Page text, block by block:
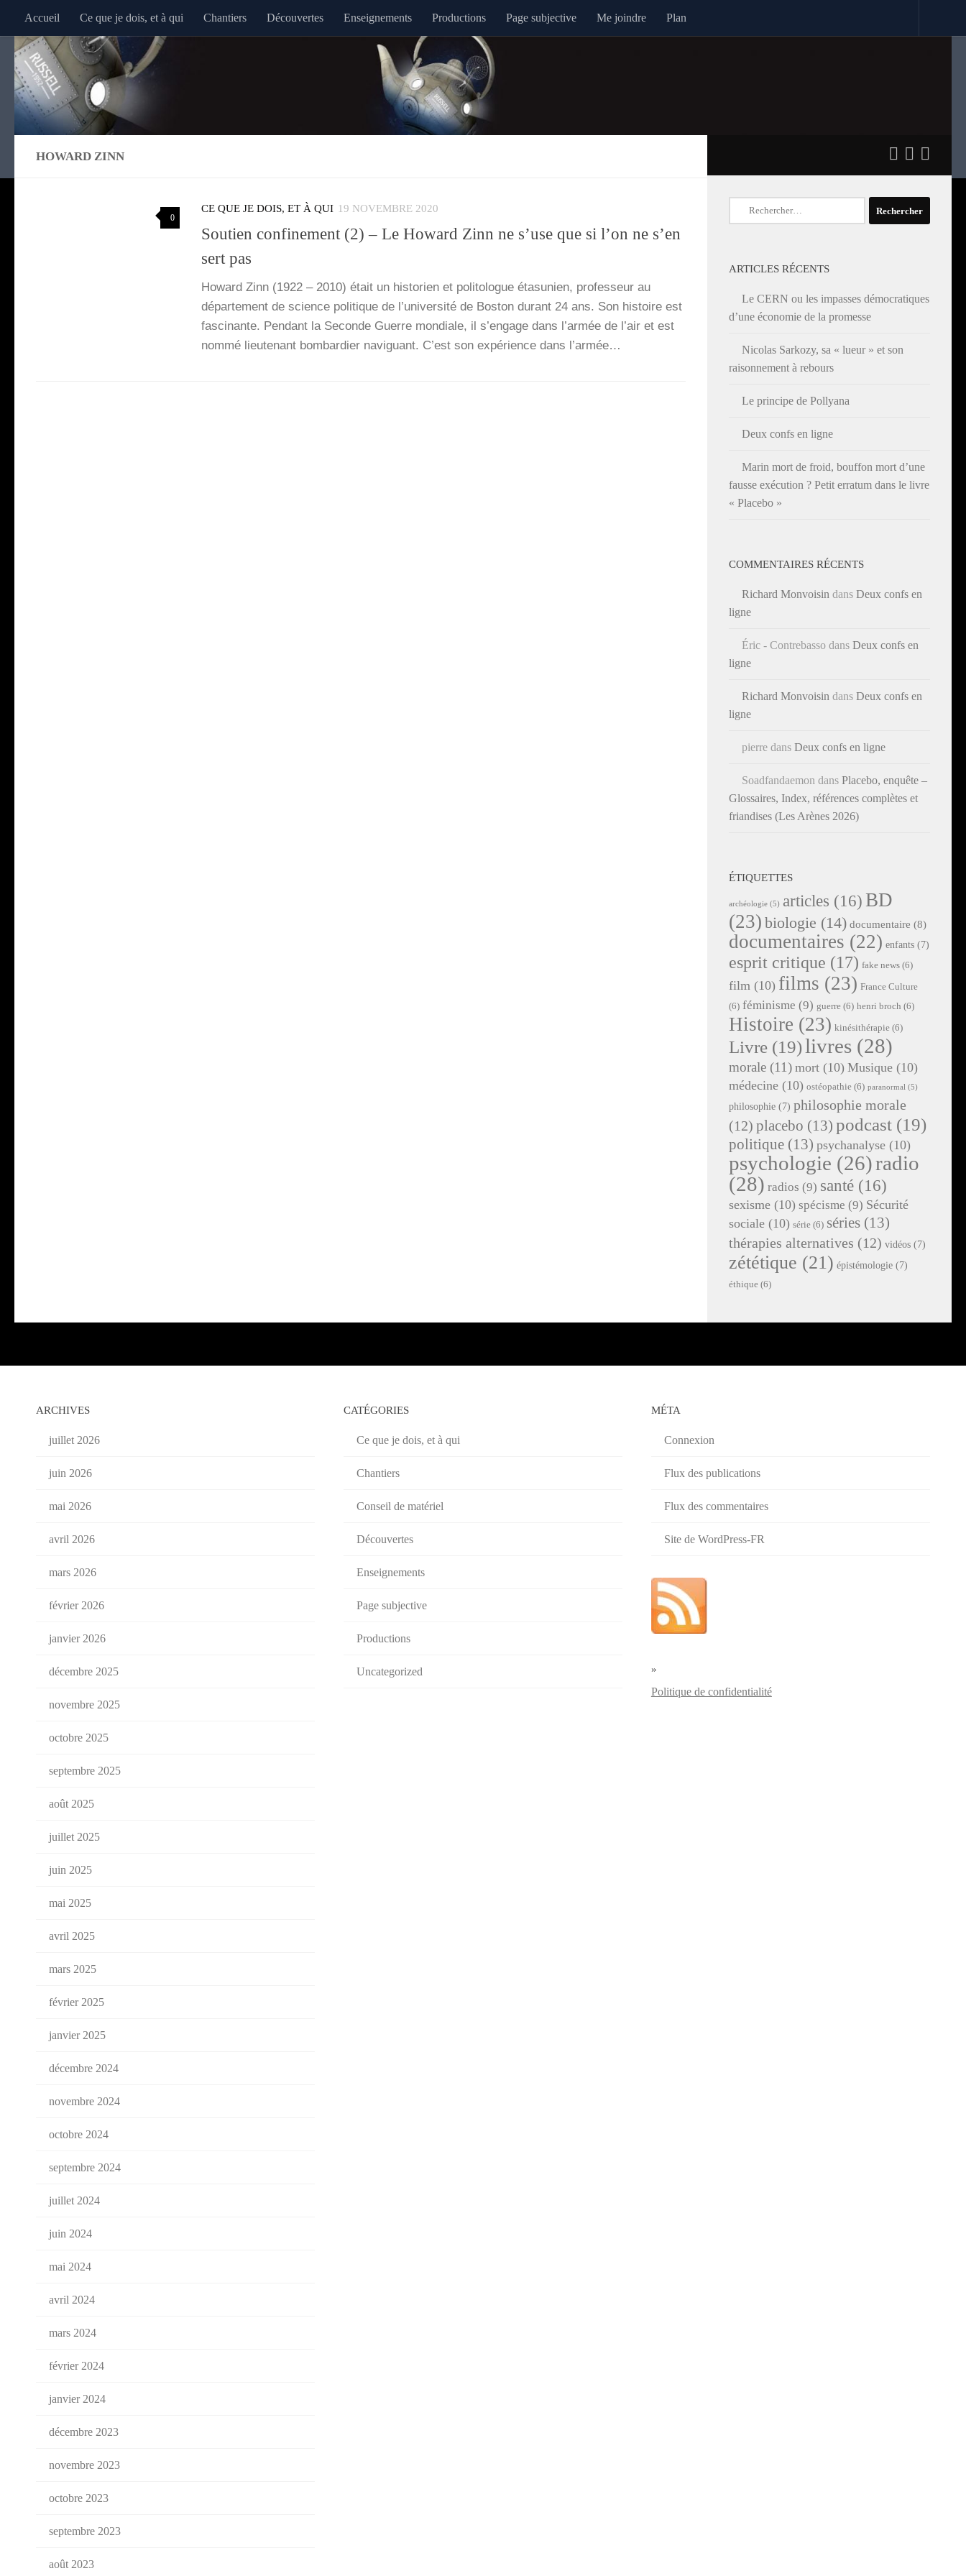
Au dessous du contenu
Accueil Ce que je dois, et à qui Chantiers Découvertes Enseignements Productions Page subjective Me joindre Plan
HOWARD ZINN
0
CE QUE JE DOIS, ET À QUI 19 NOVEMBRE 2020
Soutien confinement (2) – Le Howard Zinn ne s’use que si l’on ne s’en
sert pas
Howard Zinn (1922 – 2010) était un his­to­rien et poli­to­logue éta­su­nien, pro­fes­seur au
dépar­te­ment de science poli­tique de l’u­ni­ver­si­té de Bos­ton durant 24 ans. Son his­toire est
fas­ci­nante. Pen­dant la Seconde Guerre mon­diale, il s’en­gage dans l’ar­mée de l’air et est
nom­mé lieu­te­nant bom­bar­dier navi­guant. C’est son expé­rience dans l’ar­mée…
Rechercher :
ARTICLES RÉCENTS
Le CERN ou les impasses démocratiques
d’une économie de la promesse
Nicolas Sarkozy, sa « lueur » et son
raisonnement à rebours
Le principe de Pollyana
Deux confs en ligne
Marin mort de froid, bouffon mort d’une
fausse exécution ? Petit erratum dans le livre
« Placebo »
COMMENTAIRES RÉCENTS
Richard Monvoisin dans Deux confs en
ligne
Éric - Contrebasso dans Deux confs en
ligne
Richard Monvoisin dans Deux confs en
ligne
pierre dans Deux confs en ligne
Soadfandaemon dans Placebo, enquête –
Glossaires, Index, références complètes et
friandises (Les Arènes 2026)
ÉTIQUETTES
archéologie (5) articles (16) BD
(23) biologie (14) documentaire (8)
documentaires (22) enfants (7)
esprit critique (17) fake news (6)
film (10) films (23) France Culture
(6) féminisme (9) guerre (6) henri broch (6)
Histoire (23) kinésithérapie (6)
Livre (19)livres (28)
morale (11) mort (10) Musique (10)
médecine (10) ostéopathie (6) paranormal (5)
philosophie (7) philosophie morale
(12) placebo (13) podcast (19)
politique (13) psychanalyse (10)
psychologie (26)radio
(28) radios (9) santé (16)
sexisme (10) spécisme (9) Sécurité
sociale (10) série (6) séries (13)
thérapies alternatives (12) vidéos (7)
zététique (21) épistémologie (7)
éthique (6)
ARCHIVES
juillet 2026
juin 2026
mai 2026
avril 2026
mars 2026
février 2026
janvier 2026
décembre 2025
novembre 2025
octobre 2025
septembre 2025
août 2025
juillet 2025
juin 2025
mai 2025
avril 2025
mars 2025
février 2025
janvier 2025
décembre 2024
novembre 2024
octobre 2024
septembre 2024
juillet 2024
juin 2024
mai 2024
avril 2024
mars 2024
février 2024
janvier 2024
décembre 2023
novembre 2023
octobre 2023
septembre 2023
août 2023
CATÉGORIES
Ce que je dois, et à qui
Chantiers
Conseil de matériel
Découvertes
Enseignements
Page subjective
Productions
Uncategorized
MÉTA
Connexion
Flux des publications
Flux des commentaires
Site de WordPress-FR
»
Politique de confidentialité